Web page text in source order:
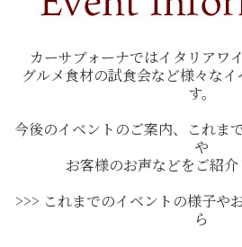
カーサブォーナではイタリアワ
グルメ食材の試食会など様々な
す。
今後のイベントのご案内、これま
や
お客様のお声などをご紹介
>>> これまでのイベントの様子や
ら